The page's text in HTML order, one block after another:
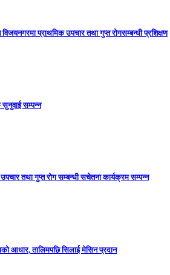
प्राथमिक उपचार तथा गुप्त रोगसम्बन्धी प्रशिक्षण
सुनुवाई सम्पन्न
तथा गुप्त रोग सम्बन्धी सचेतना कार्यक्रम सम्पन्न
आधार, तालिमपछि सिलाई मेसिन प्रदान